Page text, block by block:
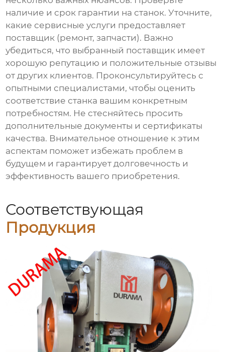
наличие и срок гарантии на станок. Уточните,
какие сервисные услуги предоставляет
поставщик (ремонт, запчасти). Важно
убедиться, что выбранный поставщик имеет
хорошую репутацию и положительные отзывы
от других клиентов. Проконсультируйтесь с
опытными специалистами, чтобы оценить
соответствие станка вашим конкретным
потребностям. Не стесняйтесь просить
дополнительные документы и сертификаты
качества. Внимательное отношение к этим
аспектам поможет избежать проблем в
будущем и гарантирует долговечность и
эффективность вашего приобретения.
Соответствующая
Продукция